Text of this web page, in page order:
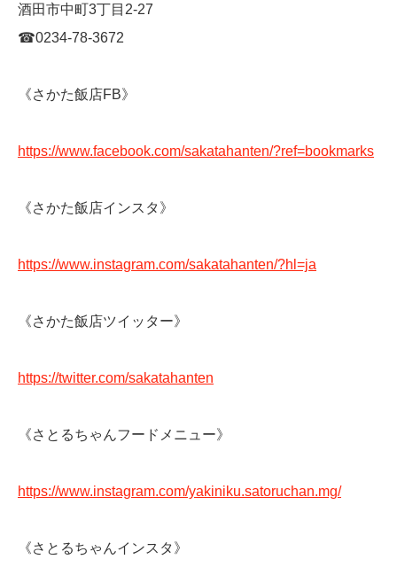
酒田市中町3丁目2-27
☎︎0234-78-3672
《さかた飯店FB》
https://www.facebook.com/sakatahanten/?ref=bookmarks
《さかた飯店インスタ》
https://www.instagram.com/sakatahanten/?hl=ja
《さかた飯店ツイッター》
https://twitter.com/sakatahanten
《さとるちゃんフードメニュー》
https://www.instagram.com/yakiniku.satoruchan.mg/
《さとるちゃんインスタ》